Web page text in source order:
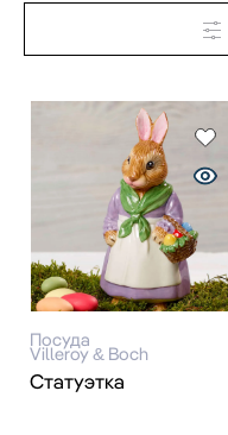
Посуда
Villeroy & Boch
Статуэтка